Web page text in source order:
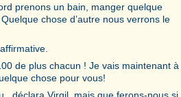
prenons un bain, manger quelque
chose d’autre nous verrons le
de plus chacun ! Je vais maintenant à
chose pour vous!